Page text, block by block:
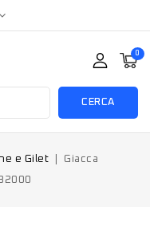
0
CERCA
e Gilet
Giacca